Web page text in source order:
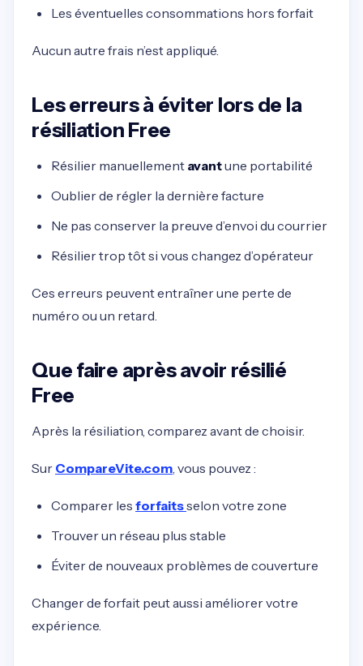
Les éventuelles consommations hors forfait
Aucun autre frais n’est appliqué.
Les erreurs à éviter lors de la
résiliation Free
Résilier manuellement avantune portabilité
Oublier de régler la dernière facture
Ne pas conserver la preuve d’envoi du courrier
Résilier trop tôt si vous changez d’opérateur
Ces erreurs peuvent entraîner une perte de
numéro ou un retard.
Que faire après avoir résilié
Free
Après la résiliation, comparez avant de choisir.
Sur CompareVite.com , vous pouvez :
Comparer les forfaitsselon votre zone
Trouver un réseau plus stable
Éviter de nouveaux problèmes de couverture
Changer de forfait peut aussi améliorer votre
expérience.